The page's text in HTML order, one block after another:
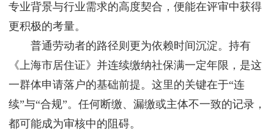
专业背景与行业需求的高度契合，便能在评审中获得
更积极的考量。
普通劳动者的路径则更为依赖时间沉淀。持有
《上海市居住证》并连续缴纳社保满一定年限，是这
一群体申请落户的基础前提。这里的关键在于“连
续”与“合规”。任何断缴、漏缴或主体不一致的记录，
都可能成为审核中的阻碍。